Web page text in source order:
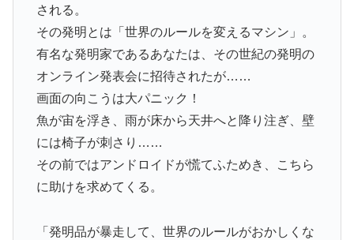
される。
その発明とは「世界のルールを変えるマシン」。
有名な発明家であるあなたは、その世紀の発明の
オンライン発表会に招待されたが……
画面の向こうは大パニック！
魚が宙を浮き、雨が床から天井へと降り注ぎ、壁
には椅子が刺さり……
その前ではアンドロイドが慌てふためき、こちら
に助けを求めてくる。
「発明品が暴走して、世界のルールがおかしくな